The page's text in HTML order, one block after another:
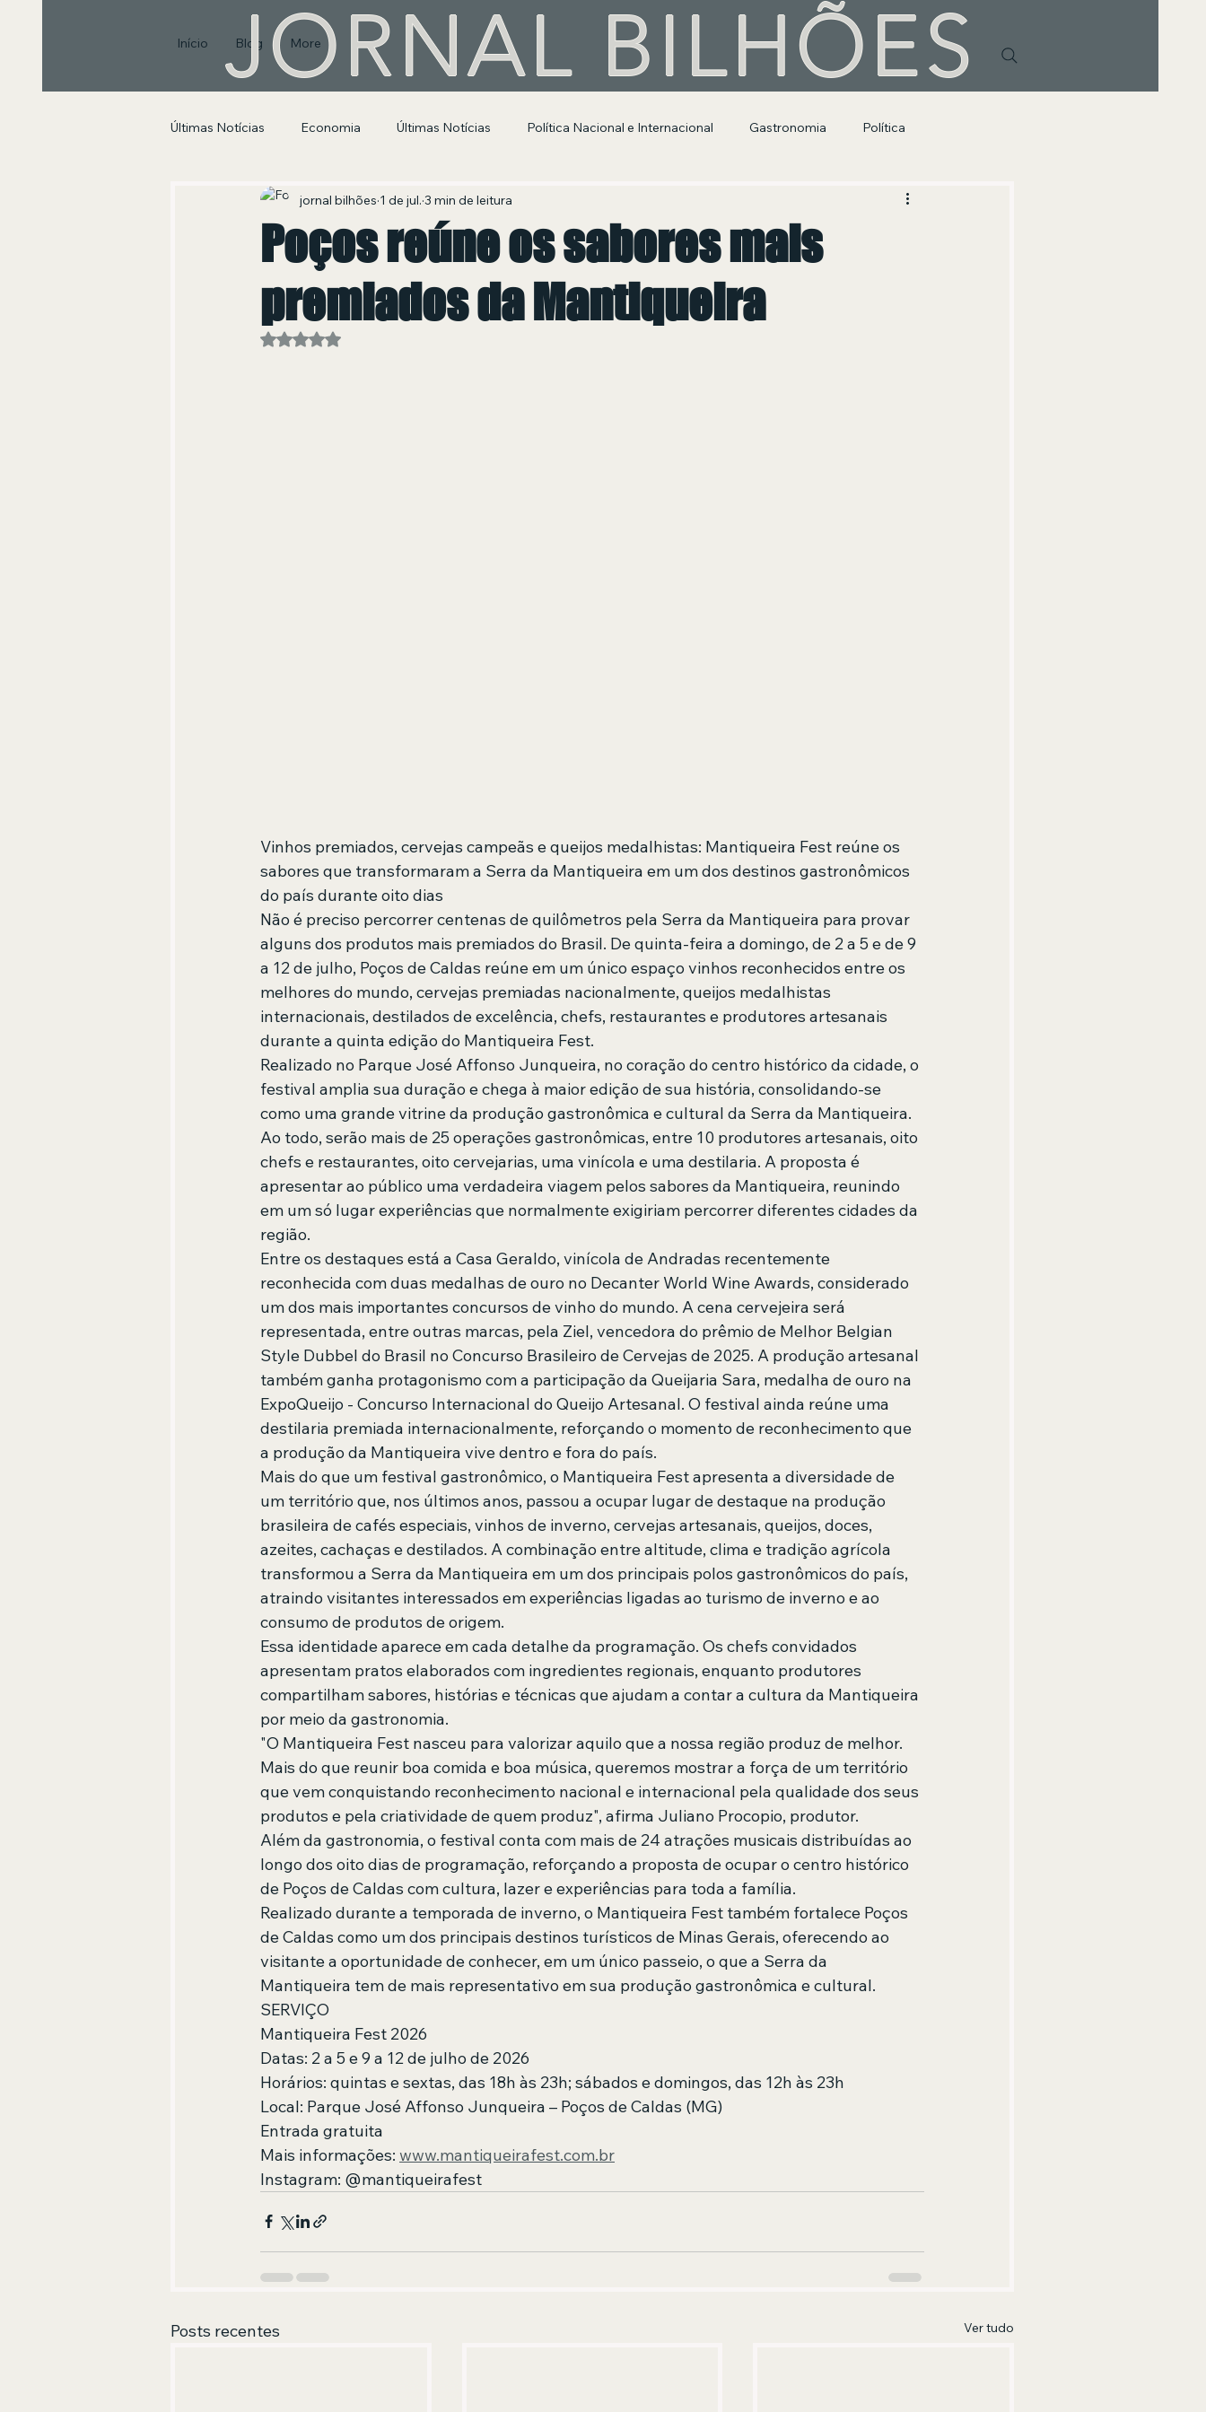
Início Blog More
JORNAL BILHÕES
Últimas Notícias Economia Últimas Notícias Política Nacional e Internacional Gastronomia Política
Segurança Pública e Social Segurança Pública
Poços reúne os sabores mais
premiados da Mantiqueira
jornal bilhões 1 de jul. 3 min de leitura
Avaliado com NaN de 5 estrelas.
Vinhos premiados, cervejas campeãs e queijos medalhistas: Mantiqueira Fest reúne os
sabores que transformaram a Serra da Mantiqueira em um dos destinos gastronômicos
do país durante oito dias
Não é preciso percorrer centenas de quilômetros pela Serra da Mantiqueira para provar
alguns dos produtos mais premiados do Brasil. De quinta-feira a domingo, de 2 a 5 e de 9
a 12 de julho, Poços de Caldas reúne em um único espaço vinhos reconhecidos entre os
melhores do mundo, cervejas premiadas nacionalmente, queijos medalhistas
internacionais, destilados de excelência, chefs, restaurantes e produtores artesanais
durante a quinta edição do Mantiqueira Fest.
Realizado no Parque José Affonso Junqueira, no coração do centro histórico da cidade, o
festival amplia sua duração e chega à maior edição de sua história, consolidando-se
como uma grande vitrine da produção gastronômica e cultural da Serra da Mantiqueira.
Ao todo, serão mais de 25 operações gastronômicas, entre 10 produtores artesanais, oito
chefs e restaurantes, oito cervejarias, uma vinícola e uma destilaria. A proposta é
apresentar ao público uma verdadeira viagem pelos sabores da Mantiqueira, reunindo
em um só lugar experiências que normalmente exigiriam percorrer diferentes cidades da
região.
Entre os destaques está a Casa Geraldo, vinícola de Andradas recentemente
reconhecida com duas medalhas de ouro no Decanter World Wine Awards, considerado
um dos mais importantes concursos de vinho do mundo. A cena cervejeira será
representada, entre outras marcas, pela Ziel, vencedora do prêmio de Melhor Belgian
Style Dubbel do Brasil no Concurso Brasileiro de Cervejas de 2025. A produção artesanal
também ganha protagonismo com a participação da Queijaria Sara, medalha de ouro na
ExpoQueijo - Concurso Internacional do Queijo Artesanal. O festival ainda reúne uma
destilaria premiada internacionalmente, reforçando o momento de reconhecimento que
a produção da Mantiqueira vive dentro e fora do país.
Mais do que um festival gastronômico, o Mantiqueira Fest apresenta a diversidade de
um território que, nos últimos anos, passou a ocupar lugar de destaque na produção
brasileira de cafés especiais, vinhos de inverno, cervejas artesanais, queijos, doces,
azeites, cachaças e destilados. A combinação entre altitude, clima e tradição agrícola
transformou a Serra da Mantiqueira em um dos principais polos gastronômicos do país,
atraindo visitantes interessados em experiências ligadas ao turismo de inverno e ao
consumo de produtos de origem.
Essa identidade aparece em cada detalhe da programação. Os chefs convidados
apresentam pratos elaborados com ingredientes regionais, enquanto produtores
compartilham sabores, histórias e técnicas que ajudam a contar a cultura da Mantiqueira
por meio da gastronomia.
"O Mantiqueira Fest nasceu para valorizar aquilo que a nossa região produz de melhor.
Mais do que reunir boa comida e boa música, queremos mostrar a força de um território
que vem conquistando reconhecimento nacional e internacional pela qualidade dos seus
produtos e pela criatividade de quem produz", afirma Juliano Procopio, produtor.
Além da gastronomia, o festival conta com mais de 24 atrações musicais distribuídas ao
longo dos oito dias de programação, reforçando a proposta de ocupar o centro histórico
de Poços de Caldas com cultura, lazer e experiências para toda a família.
Realizado durante a temporada de inverno, o Mantiqueira Fest também fortalece Poços
de Caldas como um dos principais destinos turísticos de Minas Gerais, oferecendo ao
visitante a oportunidade de conhecer, em um único passeio, o que a Serra da
Mantiqueira tem de mais representativo em sua produção gastronômica e cultural.
SERVIÇO
Mantiqueira Fest 2026
Datas: 2 a 5 e 9 a 12 de julho de 2026
Horários: quintas e sextas, das 18h às 23h; sábados e domingos, das 12h às 23h
Local: Parque José Affonso Junqueira – Poços de Caldas (MG)
Entrada gratuita
Mais informações: www.mantiqueirafest.com.br
Instagram: @mantiqueirafest
Posts recentes Ver tudo